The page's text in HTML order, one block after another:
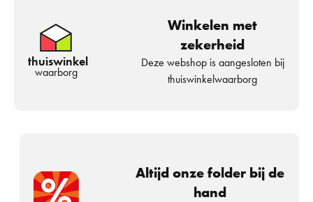
thuiswinkel
waarborg
Winkelen met
zekerheid
Deze webshop is aangesloten bij
thuiswinkelwaarborg
Altijd onze folder bij de
hand